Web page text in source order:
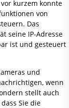
kurzem konnte
von
Das
seine IP-Adresse
ist und gesteuert
und
wenn
stellt auch
Sie die